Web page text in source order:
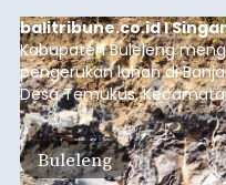
balitribune.co.id I
Kabupaten Buleleng
pengerukan lahan di
Desa Temukus,
ditemukan indikasi
material yang tidak
kawasan.
Buleleng